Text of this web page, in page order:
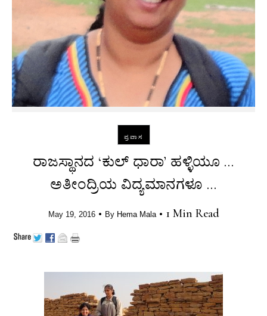
ಪ್ರವಾಸ
ರಾಜಸ್ಥಾನದ ‘ಕುಲ್ ಧಾರಾ’ ಹಳ್ಳಿಯೂ …
ಅತೀಂದ್ರಿಯ ವಿದ್ಯಮಾನಗಳೂ …
May 19, 2016 • By Hema Mala • 1 Min Read